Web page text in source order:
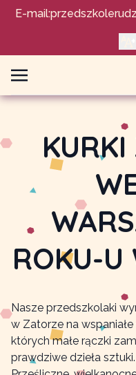
E-mail:
ROKU-U
Nasze przedszkolaki
w Zatorze na
których małe rączki
prawdziwe dzieła